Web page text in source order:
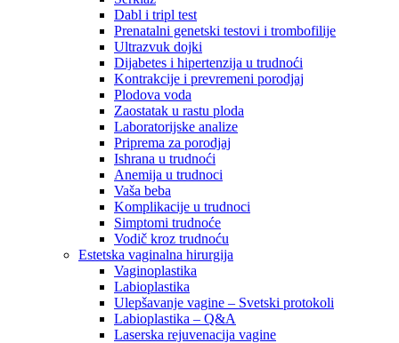
Dabl i tripl test
Prenatalni genetski testovi i trombofilije
Ultrazvuk dojki
Dijabetes i hipertenzija u trudnoći
Kontrakcije i prevremeni porodjaj
Plodova voda
Zaostatak u rastu ploda
Laboratorijske analize
Priprema za porodjaj
Ishrana u trudnoći
Anemija u trudnoci
Vaša beba
Komplikacije u trudnoci
Simptomi trudnoće
Vodič kroz trudnoću
Estetska vaginalna hirurgija
Vaginoplastika
Labioplastika
Ulepšavanje vagine – Svetski protokoli
Labioplastika – Q&A
Laserska rejuvenacija vagine